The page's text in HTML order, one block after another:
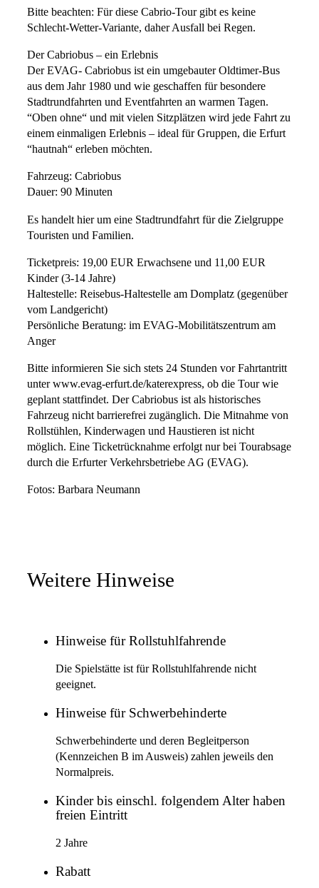
Bitte beachten: Für diese Cabrio-Tour gibt es keine
Schlecht-Wetter-Variante, daher Ausfall bei Regen.
Der Cabriobus – ein Erlebnis
Der EVAG- Cabriobus ist ein umgebauter Oldtimer-Bus
aus dem Jahr 1980 und wie geschaffen für besondere
Stadtrundfahrten und Eventfahrten an warmen Tagen.
“Oben ohne“ und mit vielen Sitzplätzen wird jede Fahrt zu
einem einmaligen Erlebnis – ideal für Gruppen, die Erfurt
“hautnah“ erleben möchten.
Fahrzeug: Cabriobus
Dauer: 90 Minuten
Es handelt hier um eine Stadtrundfahrt für die Zielgruppe
Touristen und Familien.
Ticketpreis: 19,00 EUR Erwachsene und 11,00 EUR
Kinder (3-14 Jahre)
Haltestelle: Reisebus-Haltestelle am Domplatz (gegenüber
vom Landgericht)
Persönliche Beratung: im EVAG-Mobilitätszentrum am
Anger
Bitte informieren Sie sich stets 24 Stunden vor Fahrtantritt
unter www.evag-erfurt.de/katerexpress, ob die Tour wie
geplant stattfindet. Der Cabriobus ist als historisches
Fahrzeug nicht barrierefrei zugänglich. Die Mitnahme von
Rollstühlen, Kinderwagen und Haustieren ist nicht
möglich. Eine Ticketrücknahme erfolgt nur bei Tourabsage
durch die Erfurter Verkehrsbetriebe AG (EVAG).
Fotos: Barbara Neumann
Weitere Hinweise
Hinweise für Rollstuhlfahrende
Die Spielstätte ist für Rollstuhlfahrende nicht
geeignet.
Hinweise für Schwerbehinderte
Schwerbehinderte und deren Begleitperson
(Kennzeichen B im Ausweis) zahlen jeweils den
Normalpreis.
Kinder bis einschl. folgendem Alter haben
freien Eintritt
2 Jahre
Rabatt